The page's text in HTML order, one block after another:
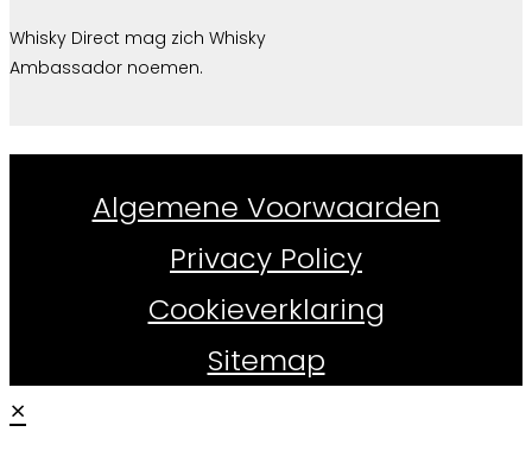
Whisky Direct mag zich Whisky
Ambassador noemen.
Algemene Voorwaarden
Privacy Policy
Cookieverklaring
Sitemap
×